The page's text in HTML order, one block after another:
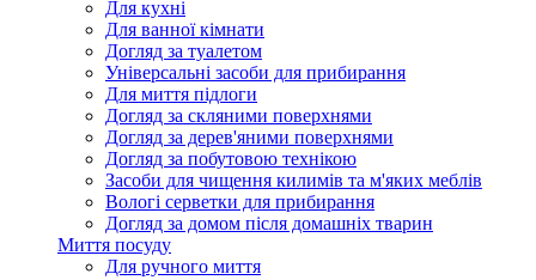
Для кухні
Для ванної кімнати
Догляд за туалетом
Універсальні засоби для прибирання
Для миття підлоги
Догляд за скляними поверхнями
Догляд за дерев'яними поверхнями
Догляд за побутовою технікою
Засоби для чищення килимів та м'яких меблів
Вологі серветки для прибирання
Догляд за домом після домашніх тварин
Миття посуду
Для ручного миття